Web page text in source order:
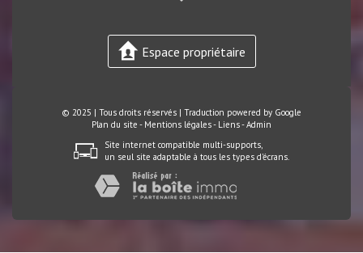
Espace propriétaire
© 2025 | Tous droits réservés | Traduction powered by Google
Plan du site - Mentions légales- Liens-Admin
Site internet compatible multi-supports,
un seul site adaptable à tous les types d'écrans.